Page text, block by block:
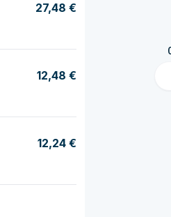
27,48 €
12,48 €
12,24 €